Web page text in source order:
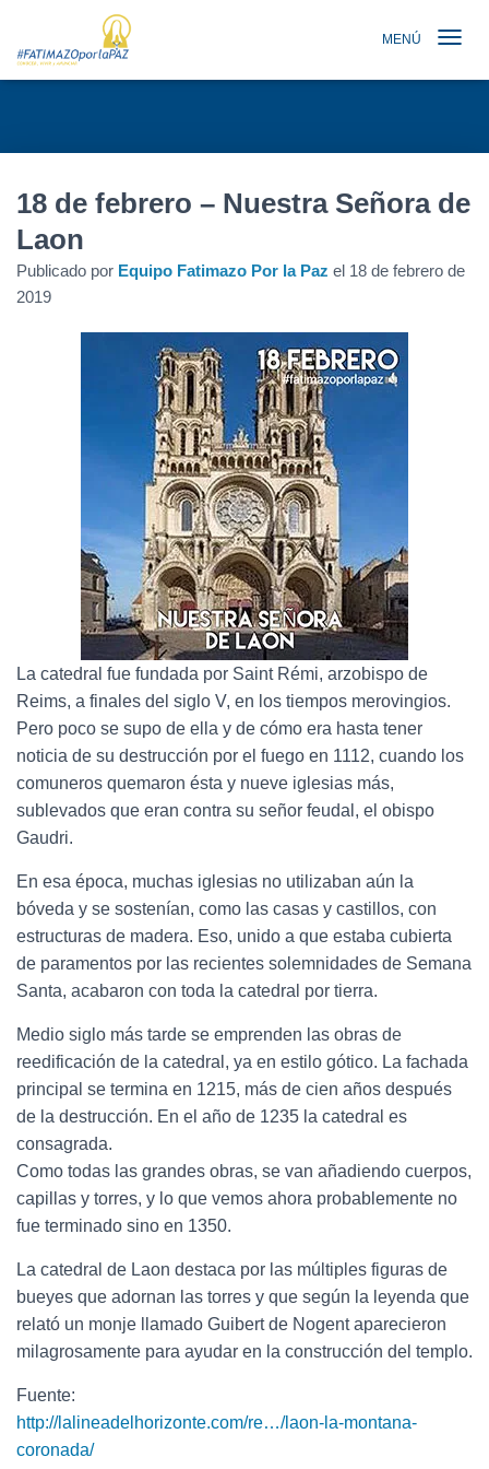
MENÚ
18 de febrero – Nuestra Señora de
Laon
Publicado por Equipo Fatimazo Por la Paz el 18 de febrero de
2019
La catedral fue fundada por Saint Rémi, arzobispo de
Reims, a finales del siglo V, en los tiempos merovingios.
Pero poco se supo de ella y de cómo era hasta tener
noticia de su destrucción por el fuego en 1112, cuando los
comuneros quemaron ésta y nueve iglesias más,
sublevados que eran contra su señor feudal, el obispo
Gaudri.
En esa época, muchas iglesias no utilizaban aún la
bóveda y se sostenían, como las casas y castillos, con
estructuras de madera. Eso, unido a que estaba cubierta
de paramentos por las recientes solemnidades de Semana
Santa, acabaron con toda la catedral por tierra.
Medio siglo más tarde se emprenden las obras de
reedificación de la catedral, ya en estilo gótico. La fachada
principal se termina en 1215, más de cien años después
de la destrucción. En el año de 1235 la catedral es
consagrada.
Como todas las grandes obras, se van añadiendo cuerpos,
capillas y torres, y lo que vemos ahora probablemente no
fue terminado sino en 1350.
La catedral de Laon destaca por las múltiples figuras de
bueyes que adornan las torres y que según la leyenda que
relató un monje llamado Guibert de Nogent aparecieron
milagrosamente para ayudar en la construcción del templo.
Fuente:
http://lalineadelhorizonte.com/re…/laon-la-montana-
coronada/